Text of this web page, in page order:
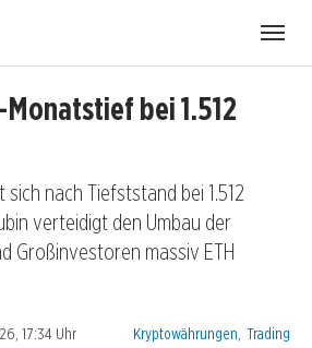
bei 1.512
nach Tiefststand bei 1.512
verteidigt den Umbau der
Großinvestoren massiv ETH
17:34 Uhr Kategorien:
Kryptowährungen Trading